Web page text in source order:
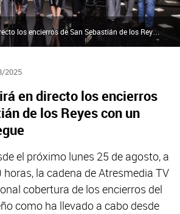
2025
en directo los encierros
de los Reyes con un
el próximo lunes 25 de agosto, a
la cadena de Atresmedia TV
cobertura de los encierros del
como ha llevado a cabo desde
Antena 3 emitirá en directo los encierros de San Sebastián de los Reyes con un amplio despliegue | Atresmedia